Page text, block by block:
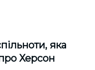
яка
Херсон